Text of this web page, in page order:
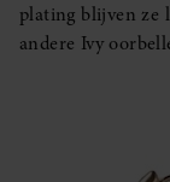
plating blijven ze
andere Ivy